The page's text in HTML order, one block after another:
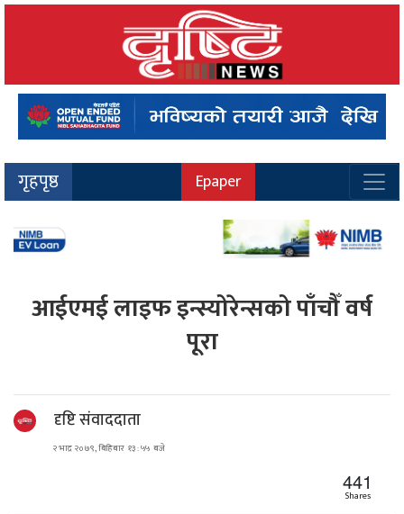
गृहपृष्ठ Epaper
आईएमई लाइफ इन्स्योरेन्सको पाँचौँ वर्ष
पूरा
दृष्टि संवाददाता
२ भाद्र २०७९, बिहिबार १३ : ५५ बजे
441
Shares